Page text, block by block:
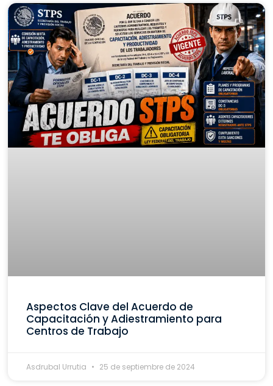
Aspectos Clave del Acuerdo de
Capacitación y Adiestramiento para
Centros de Trabajo
Asdrubal Urrutia 25 de septiembre de 2024